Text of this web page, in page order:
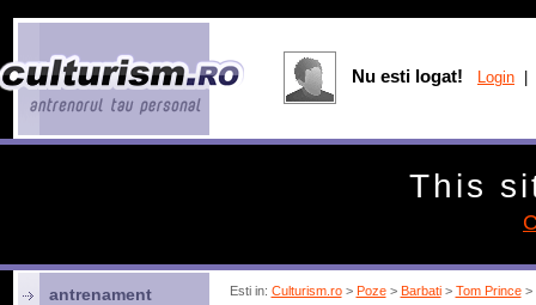
Esti in: Culturism.ro> Poze> Barbati> Tom Prince>
antrenament
Nu esti logat! Login
This